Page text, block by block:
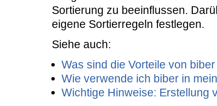
Sortierung zu beeinflussen.
eigene Sortierregeln festlegen.
Siehe auch:
Was sind die Vorteile von
Wie verwende ich biber in
Wichtige Hinweise: Erstellung